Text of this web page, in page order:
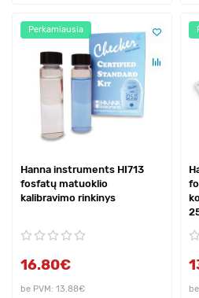
Perkamiausia
Hanna instruments HI713
fosfatų matuoklio
kalibravimo rinkinys
16.80€
be PVM: 13.88€